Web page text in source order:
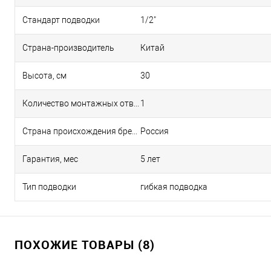
Стандарт подводки 1/2"
Страна-производитель Китай
Высота, см 30
1
Россия
Гарантия, мес 5 лет
Тип подводки гибкая подводка
ПОХОЖИЕ ТОВАРЫ (8)